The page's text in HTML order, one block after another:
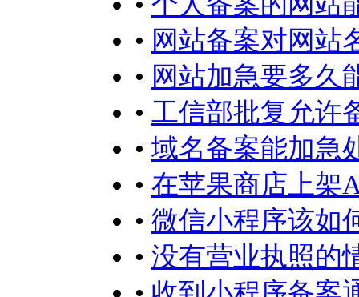
• 网站备案对网站
• 网站加急要多久
• 工信部批复允许
• 域名备案能加急
• 在苹果商店上架
• 微信小程序该如
• 没有营业执照的